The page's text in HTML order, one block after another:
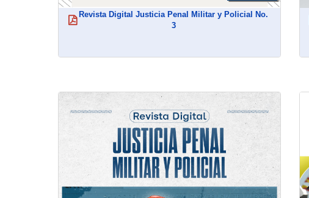
Revista Digital Justicia Penal Militar y Policial No.
3
(abre en nueva ventana)